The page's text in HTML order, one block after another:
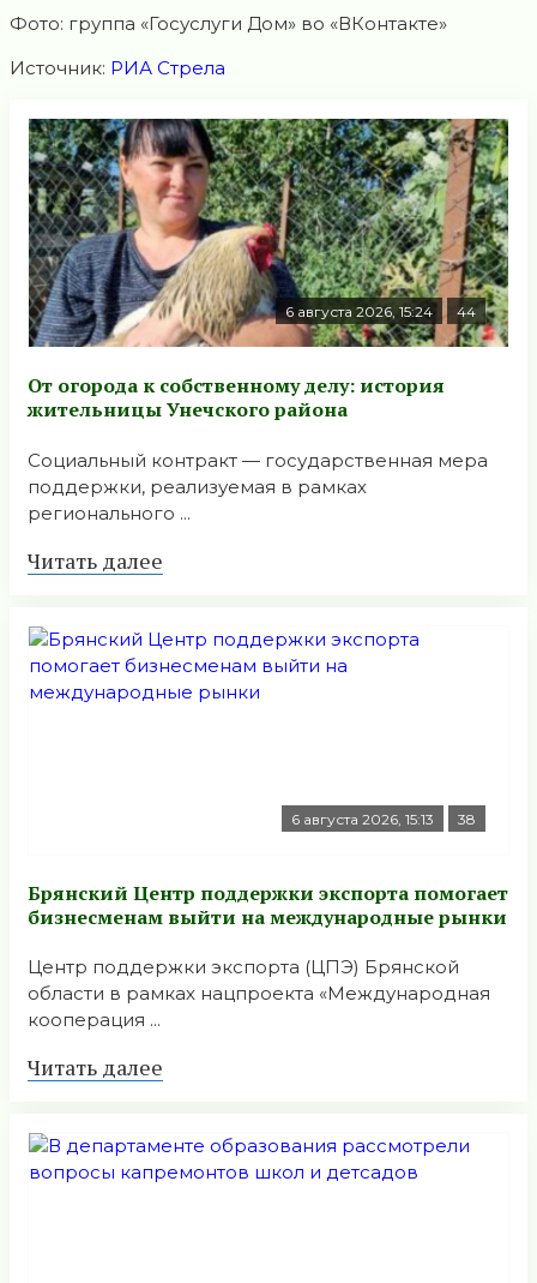
Фото: группа «Госуслуги Дом» во «ВКонтакте»
Источник: РИА Стрела
6 августа 2026, 15:24 44
От огорода к собственному делу: история
жительницы Унечского района
Социальный контракт — государственная мера
поддержки, реализуемая в рамках
регионального ...
Читать далее
6 августа 2026, 15:13 38
Брянский Центр поддержки экспорта помогает
бизнесменам выйти на международные рынки
Центр поддержки экспорта (ЦПЭ) Брянской
области в рамках нацпроекта «Международная
кооперация ...
Читать далее